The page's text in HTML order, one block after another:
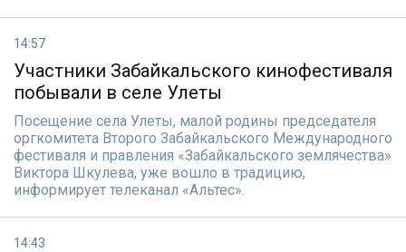
14:57
Участники Забайкальского кинофестиваля
побывали в селе Улеты
Посещение села Улеты, малой родины председателя
оргкомитета Второго Забайкальского Международного
фестиваля и правления «Забайкальского землячества»
Виктора Шкулева, уже вошло в традицию,
информирует телеканал «Альтес».
14:43